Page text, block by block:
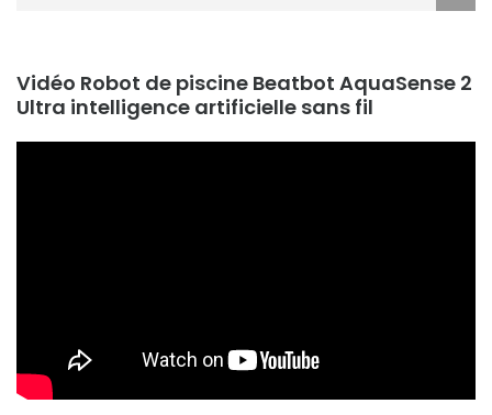
Vidéo Robot de piscine Beatbot AquaSense 2
Ultra intelligence artificielle sans fil